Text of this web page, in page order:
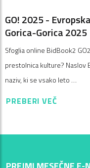
GO! 2025 -
Gorica-Gorica 2025
Sfoglia online BidBook2
prestolnica kulture? Naslov
naziv, ki se vsako leto …
PREBERI VEČ